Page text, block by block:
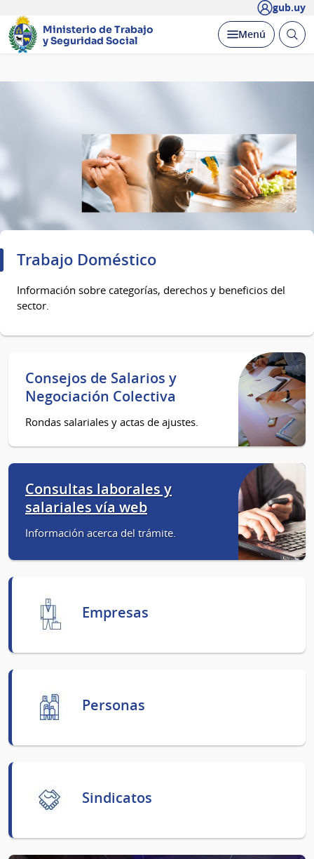
gub.uy
Ministerio de Trabajo
y Seguridad Social
Desplegar
Menú Abrir
Trabajo Doméstico
Información sobre categorías, derechos y beneficios del
sector.
Consejos de Salarios y
Negociación Colectiva
Rondas salariales y actas de ajustes.
Consultas laborales y
salariales vía web
Información acerca del trámite.
Empresas
Personas
Sindicatos